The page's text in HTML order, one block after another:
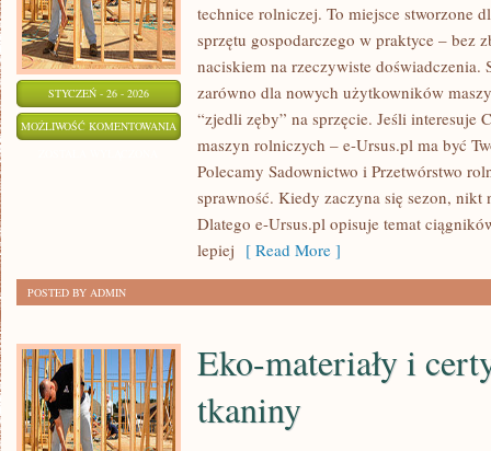
STYCZEŃ - 26 - 2026
MOŻLIWOŚĆ KOMENTOWANIA SADOWNICTWO
technice rolniczej. To miejsce stworzone
sprzętu gospodarczego w praktyce – bez
naciskiem na rzeczywiste doświadczenia.
zarówno dla nowych użytkowników
“zjedli zęby” na sprzęcie. Jeśli interesuje
maszyn rolniczych – e-Ursus.pl ma być
Polecamy Sadownictwo i Przetwórstwo
sprawność. Kiedy zaczyna się sezon, nikt
Dlatego e-Ursus.pl opisuje temat
lepiej [ Read More ]
POSTED BY ADMIN
Eko-materiały i
tkaniny